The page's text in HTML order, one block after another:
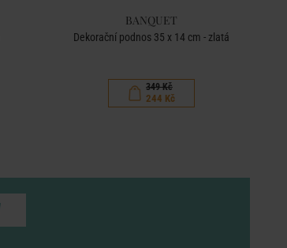
BANQUET
Dekorační podnos 35 x 14 cm - zlatá
349 Kč
244 Kč